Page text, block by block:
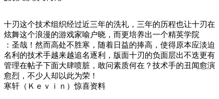
十刃这个技术组织经过近三年的洗礼，三年的历程也让十刃在
炫舞这个浪漫的游戏家喻户晓，而更培养出一个精英学院
：圣哉！然而高处不胜寒，随着日益的捧高，使得原本应淡迫
名利的技术手越来越追名逐利，版面十刃的负面层出不迭更有
管理在帖子下面大肆喷脏，敢问素质何在？技术手的丑闻愈演
愈烈，不少人却以此为荣！
寒轩（Ｋｅｖｉｎ）惊喜资料